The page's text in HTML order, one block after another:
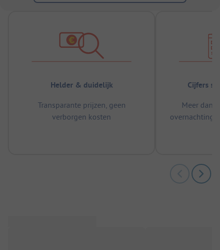
Helder & duidelijk
Transparante prijzen, geen
verborgen kosten
Cijfers
Meer dan